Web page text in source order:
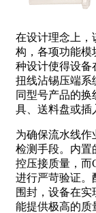
在设计理念上，
构，各项功能模
种设计使得设备
扭线沾锡压端系
同型号产品的
具、送料盘或插
为确保流水线作
检测手段。内置
控压接质量，而
进行严苛验证。
围封，设备在
能提供极高的质